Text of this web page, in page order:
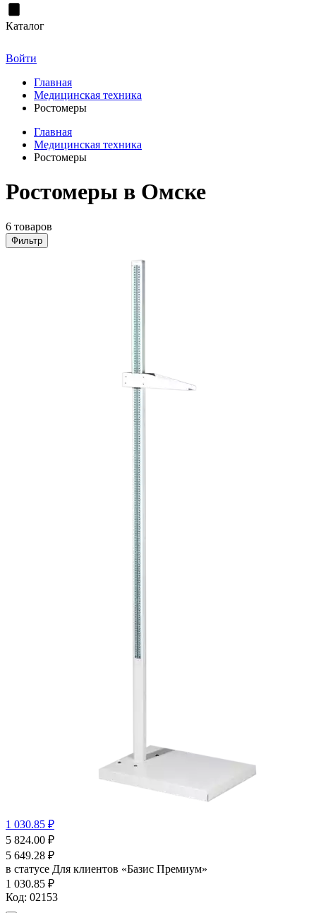
Каталог
Войти
Главная
Медицинская техника
Ростомеры
Главная
Медицинская техника
Ростомеры
Ростомеры в Омске
6 товаров
Фильтр
1 030.85 ₽
5 824.00 ₽
5 649.28 ₽
в статусе Для клиентов «Базис Премиум»
1 030.85 ₽
Код: 02153